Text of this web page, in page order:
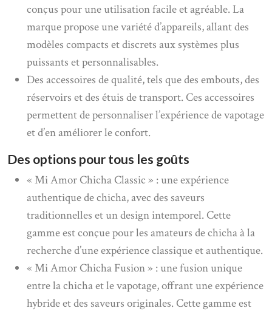
conçus pour une utilisation facile et agréable. La
marque propose une variété d’appareils, allant des
modèles compacts et discrets aux systèmes plus
puissants et personnalisables.
Des accessoires de qualité, tels que des embouts, des
réservoirs et des étuis de transport. Ces accessoires
permettent de personnaliser l’expérience de vapotage
et d’en améliorer le confort.
Des options pour tous les goûts
« Mi Amor Chicha Classic » : une expérience
authentique de chicha, avec des saveurs
traditionnelles et un design intemporel. Cette
gamme est conçue pour les amateurs de chicha à la
recherche d’une expérience classique et authentique.
« Mi Amor Chicha Fusion » : une fusion unique
entre la chicha et le vapotage, offrant une expérience
hybride et des saveurs originales. Cette gamme est